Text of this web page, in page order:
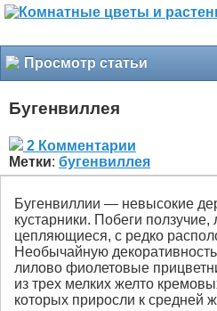
Просмотр статьи
Бугенвиллея
2 Комментарии
Метки: бугенвиллея
Бугенвиллии — невысокие
кустарники. Побеги
цепляющиеся, с редко
Необычайную
лилово фиолетовые
из трех мелких желто
которых приросли к средней